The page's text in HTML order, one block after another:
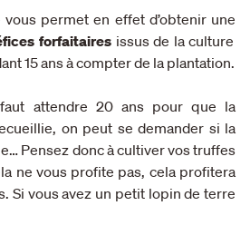
permet en effet d’obtenir une
forfaitairesissus de la culture
15 ans à compter de la plantation.
attendre 20 ans pour que la
on peut se demander si la
Pensez donc à cultiver vos truffes
ne vous profite pas, cela profitera
Si vous avez un petit lopin de terre